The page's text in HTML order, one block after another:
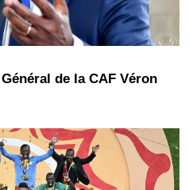
de la CAF Véron